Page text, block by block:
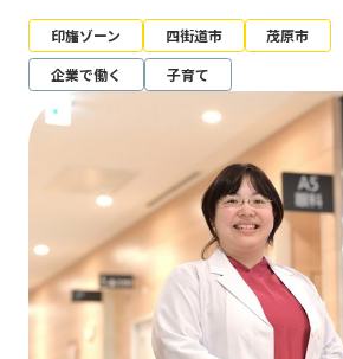
印旛ゾーン 四街道市
茂原市
企業で働く
子育て